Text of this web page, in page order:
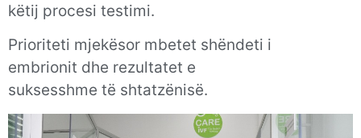
këtij procesi testimi.
Prioriteti mjekësor mbetet shëndeti i
embrionit dhe rezultatet e
suksesshme të shtatzënisë.